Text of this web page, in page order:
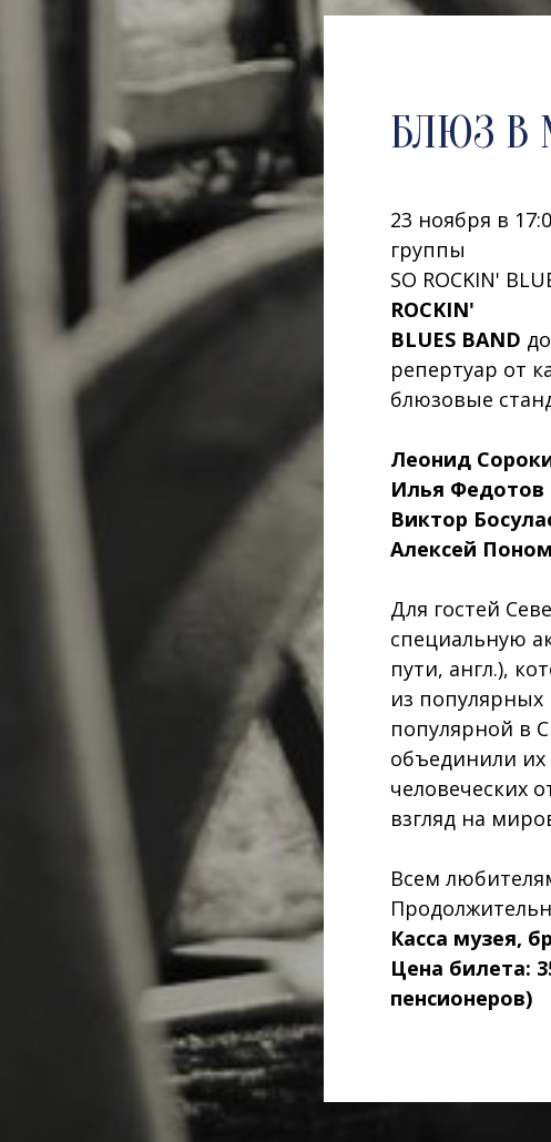
БЛЮЗ В
23 ноября в
группы
SO ROCKIN'
ROCKIN'
BLUES BAND
репертуар от
блюзовые
Леонид
Илья Федотов
Виктор
Алексей
Для гостей
cпециальную
пути, англ.),
из популярных
популярной в
объединили их
человеческих
взгляд на
Всем
Касса музея,
Цена билета:
пенсионеров)